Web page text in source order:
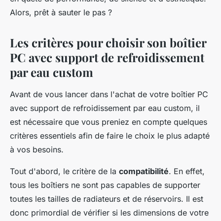
Alors, prêt à sauter le pas ?
Les critères pour choisir son boîtier
PC avec support de refroidissement
par eau custom
Avant de vous lancer dans l'achat de votre boîtier PC
avec support de refroidissement par eau custom, il
est nécessaire que vous preniez en compte quelques
critères essentiels afin de faire le choix le plus adapté
à vos besoins.
Tout d'abord, le critère de la compatibilité. En effet,
tous les boîtiers ne sont pas capables de supporter
toutes les tailles de radiateurs et de réservoirs. Il est
donc primordial de vérifier si les dimensions de votre